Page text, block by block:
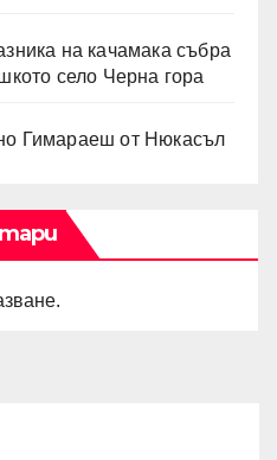
на качамака събра
село Черна гора
Гимараеш от Нюкасъл